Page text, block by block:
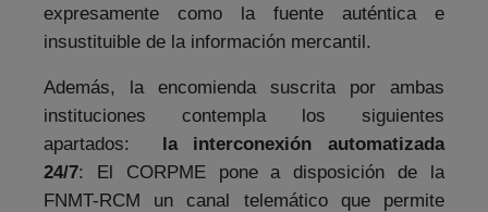
expresamente como la fuente auténtica e
insustituible de la información mercantil.
Además, la encomienda suscrita por ambas
instituciones contempla los siguientes
apartados: la interconexión automatizada
24/7: El CORPME pone a disposición de la
FNMT-RCM un canal telemático que permite